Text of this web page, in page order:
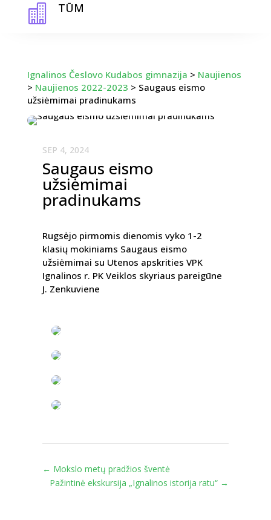
 TŪM
Ignalinos Česlovo Kudabos gimnazija > Naujienos
> Naujienos 2022-2023 > Saugaus eismo
užsiėmimai pradinukams
SEP 4, 2024
Saugaus eismo
užsiėmimai
pradinukams
Rugsėjo pirmomis dienomis vyko 1-2
klasių mokiniams Saugaus eismo
užsiėmimai su Utenos apskrities VPK
Ignalinos r. PK Veiklos skyriaus pareigūne
J. Zenkuviene
← Mokslo metų pradžios šventė
Pažintinė ekskursija „Ignalinos istorija ratu“ →